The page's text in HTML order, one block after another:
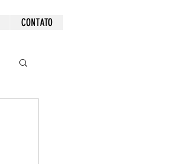
CONTATO